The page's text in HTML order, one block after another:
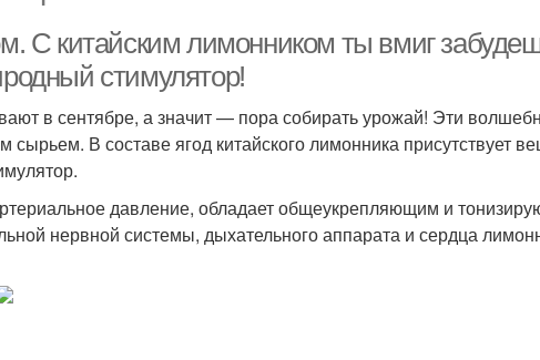
С китайским лимонником ты вмиг
стимулятор!
в сентябре, а значит — пора собирать урожай! Эти
В составе ягод китайского лимонника присутствует
давление, обладает общеукрепляющим и
нервной системы, дыхательного аппарата и сердца